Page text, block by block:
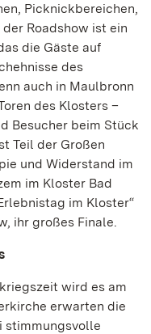
Picknickbereichen,
Roadshow ist ein
die Gäste auf
des
auch in Maulbronn
des Klosters –
Besucher beim Stück
Teil der Großen
und Widerstand im
im Kloster Bad
im Kloster“
ihr großes Finale.
wird es am
erwarten die
stimmungsvolle